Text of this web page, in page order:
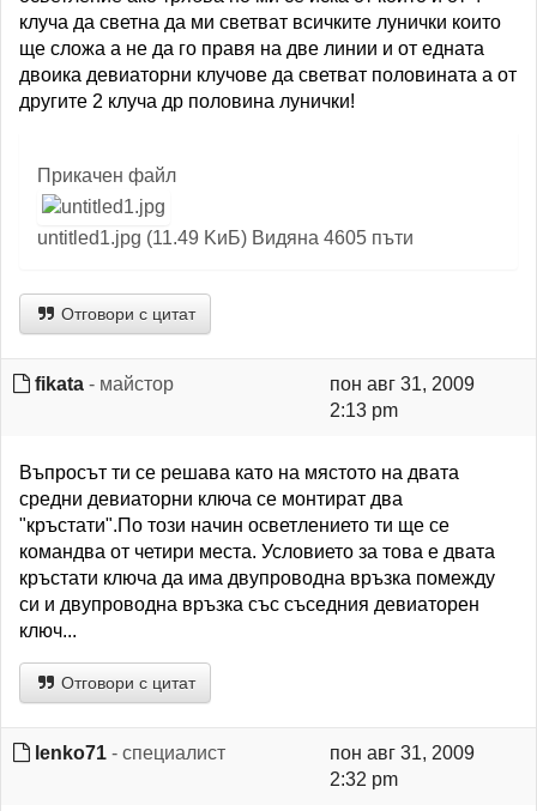
клуча да светна да ми светват всичките лунички които
ще сложа а не да го правя на две линии и от едната
двоика девиаторни клучове да светват половината а от
другите 2 клуча др половина лунички!
Прикачен файл
untitled1.jpg (11.49 KиБ) Видяна 4605 пъти
Отговори с цитат
fikata - майстор
пон авг 31, 2009
2:13 pm
Въпросът ти се решава като на мястото на двата
средни девиаторни ключа се монтират два
"кръстати".По този начин осветлението ти ще се
командва от четири места. Условието за това е двата
кръстати ключа да има двупроводна връзка помежду
си и двупроводна връзка със съседния девиаторен
ключ...
Отговори с цитат
lenko71 - специалист
пон авг 31, 2009
2:32 pm